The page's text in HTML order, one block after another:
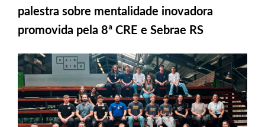
palestra sobre mentalidade inovadora
promovida pela 8ª CRE e Sebrae RS